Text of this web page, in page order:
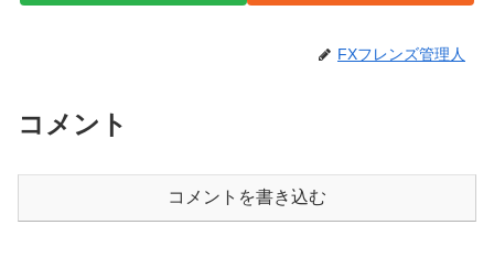
FXフレンズ管理人
コメント
コメントを書き込む